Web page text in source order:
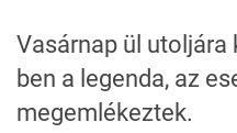
Vasárnap ül utoljára
ben a legenda, az
megemlékeztek.